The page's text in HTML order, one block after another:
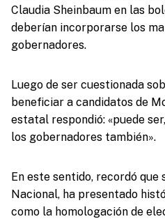
Claudia Sheinbaum en las
deberían incorporarse los
gobernadores.
Luego de ser cuestionada
beneficiar a candidatos de
estatal respondió: «puede
los gobernadores también».
En este sentido, recordó que
Nacional, ha presentado
como la homologación de